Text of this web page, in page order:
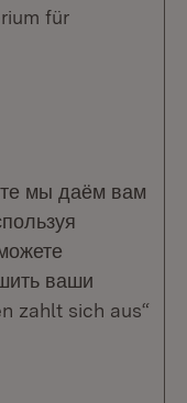
für
мы даём вам
ваши
zahlt sich aus“